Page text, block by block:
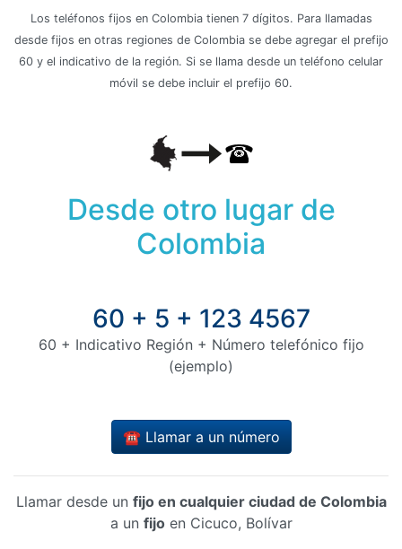
Los teléfonos fijos en Colombia tienen 7 dígitos. Para llamadas
desde fijos en otras regiones de Colombia se debe agregar el prefijo
60 y el indicativo de la región. Si se llama desde un teléfono celular
móvil se debe incluir el prefijo 60.
Desde otro lugar de
Colombia
60 + 5 + 123 4567
60 + Indicativo Región + Número telefónico fijo
(ejemplo)
☎️ Llamar a un número
Llamar desde un fijo en cualquier ciudad de Colombia
a un fijoen Cicuco, Bolívar